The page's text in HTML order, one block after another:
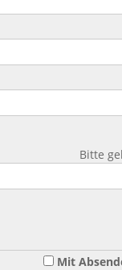
Bitte
Mit